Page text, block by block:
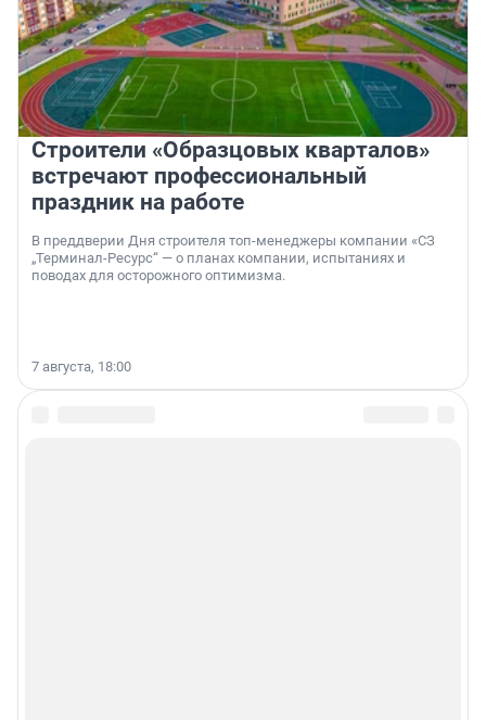
Строители «Образцовых кварталов»
встречают профессиональный
праздник на работе
В преддверии Дня строителя топ-менеджеры компании «СЗ
„Терминал-Ресурс“ — о планах компании, испытаниях и
поводах для осторожного оптимизма.
7 августа, 18:00